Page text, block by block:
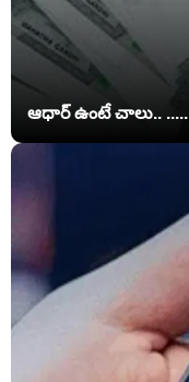
ఆధార్ ఉంటే చాలు.. .....